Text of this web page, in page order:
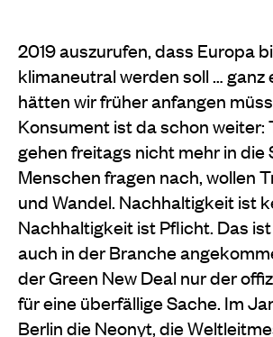
2019 auszurufen, dass Europa
klimaneutral werden soll … ganz
hätten wir früher anfangen
Konsument ist da schon weiter:
gehen freitags nicht mehr in die
Menschen fragen nach, wollen
und Wandel. Nachhaltigkeit ist
Nachhaltigkeit ist Pflicht. Das
auch in der Branche
der Green New Deal nur der
für eine überfällige Sache. Im
Berlin die Neonyt, die